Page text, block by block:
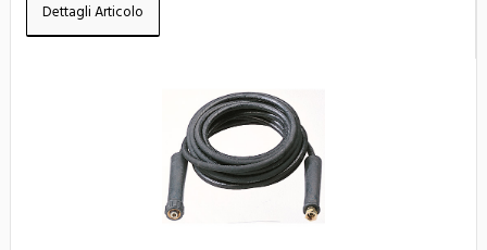
Dettagli Articolo